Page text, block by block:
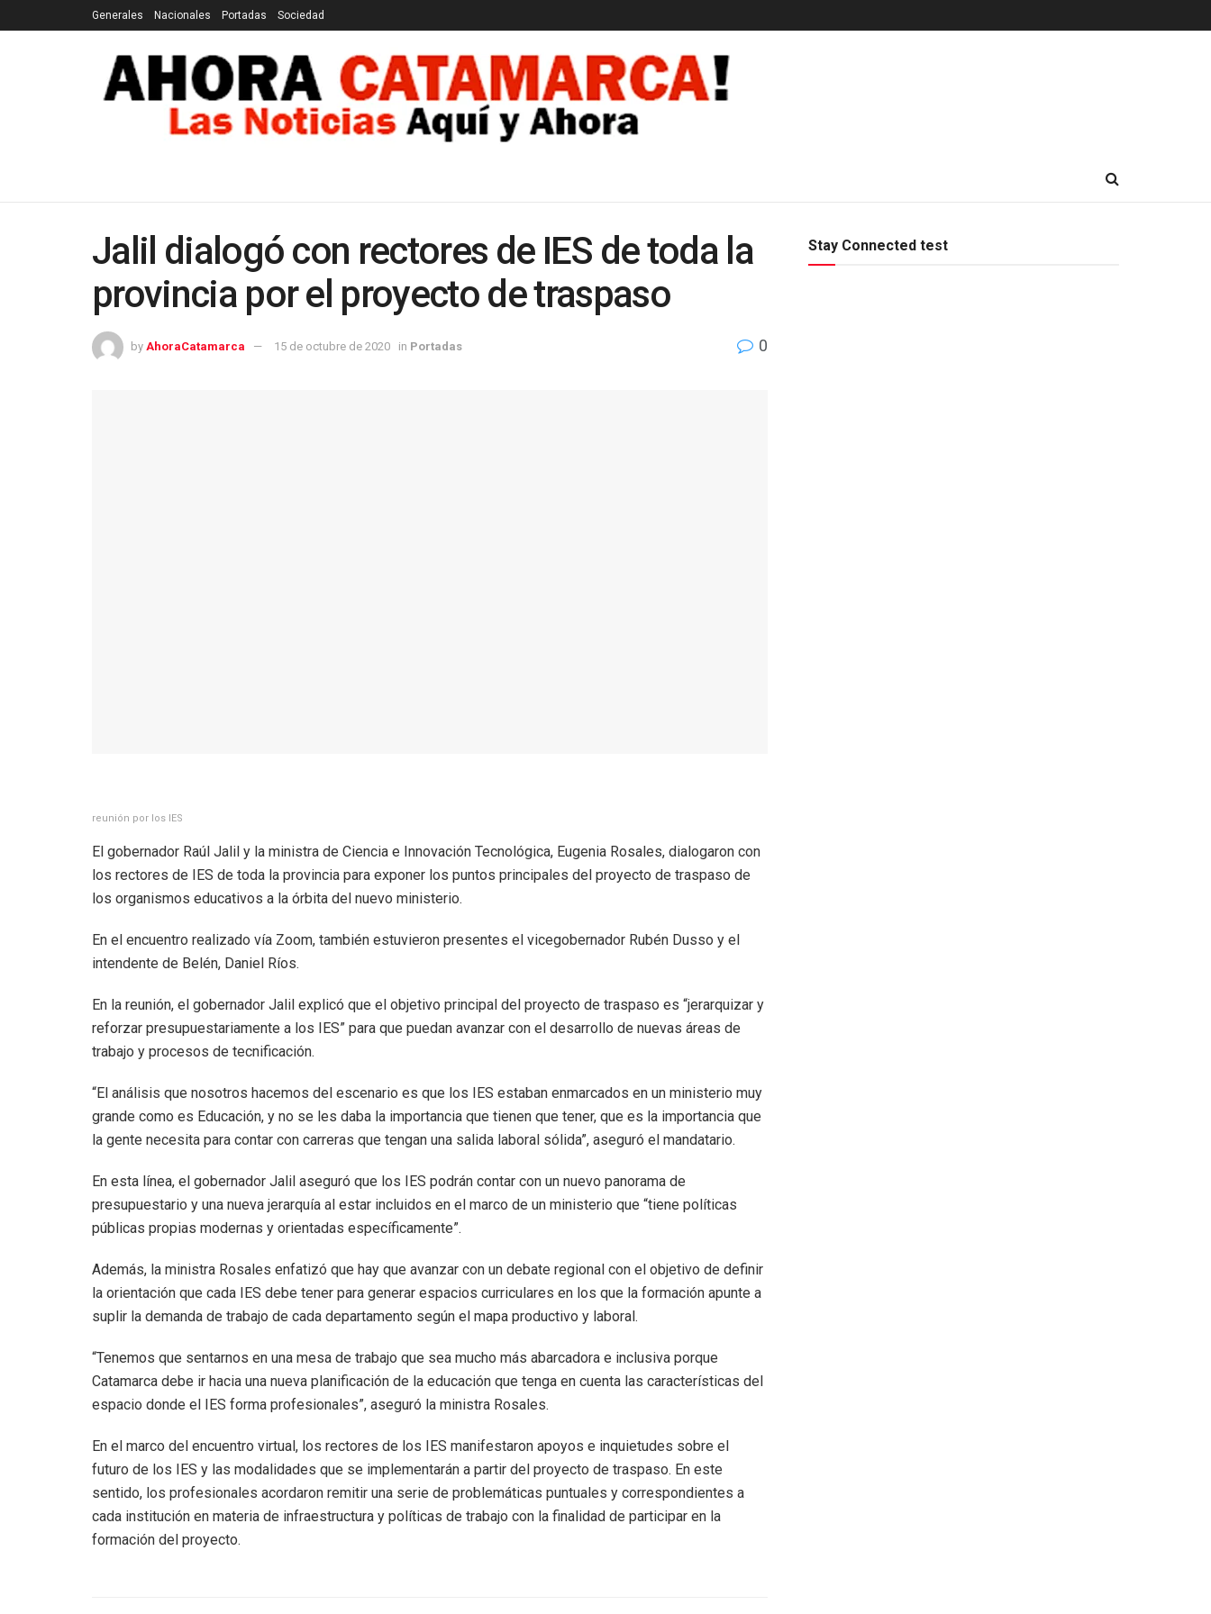
Generales Nacionales Portadas Sociedad
Jalil dialogó con rectores de IES de toda la
provincia por el proyecto de traspaso
by AhoraCatamarca 15 de octubre de 2020 in Portadas 0
reunión por los IES
El gobernador Raúl Jalil y la ministra de Ciencia e Innovación Tecnológica, Eugenia Rosales, dialogaron con
los rectores de IES de toda la provincia para exponer los puntos principales del proyecto de traspaso de
los organismos educativos a la órbita del nuevo ministerio.
En el encuentro realizado vía Zoom, también estuvieron presentes el vicegobernador Rubén Dusso y el
intendente de Belén, Daniel Ríos.
En la reunión, el gobernador Jalil explicó que el objetivo principal del proyecto de traspaso es “jerarquizar y
reforzar presupuestariamente a los IES” para que puedan avanzar con el desarrollo de nuevas áreas de
trabajo y procesos de tecnificación.
“El análisis que nosotros hacemos del escenario es que los IES estaban enmarcados en un ministerio muy
grande como es Educación, y no se les daba la importancia que tienen que tener, que es la importancia que
la gente necesita para contar con carreras que tengan una salida laboral sólida”, aseguró el mandatario.
En esta línea, el gobernador Jalil aseguró que los IES podrán contar con un nuevo panorama de
presupuestario y una nueva jerarquía al estar incluidos en el marco de un ministerio que “tiene políticas
públicas propias modernas y orientadas específicamente”.
Además, la ministra Rosales enfatizó que hay que avanzar con un debate regional con el objetivo de definir
la orientación que cada IES debe tener para generar espacios curriculares en los que la formación apunte a
suplir la demanda de trabajo de cada departamento según el mapa productivo y laboral.
“Tenemos que sentarnos en una mesa de trabajo que sea mucho más abarcadora e inclusiva porque
Catamarca debe ir hacia una nueva planificación de la educación que tenga en cuenta las características del
espacio donde el IES forma profesionales”, aseguró la ministra Rosales.
En el marco del encuentro virtual, los rectores de los IES manifestaron apoyos e inquietudes sobre el
futuro de los IES y las modalidades que se implementarán a partir del proyecto de traspaso. En este
sentido, los profesionales acordaron remitir una serie de problemáticas puntuales y correspondientes a
cada institución en materia de infraestructura y políticas de trabajo con la finalidad de participar en la
formación del proyecto.
Stay Connected test